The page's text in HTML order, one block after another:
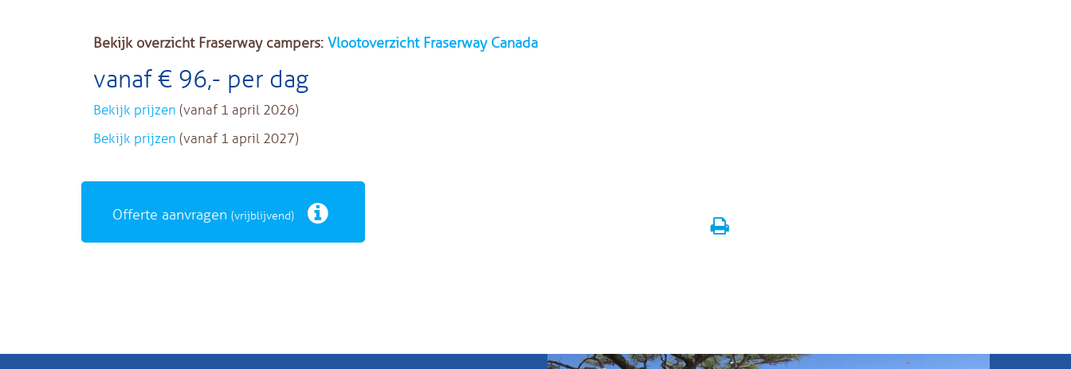
Bekijk overzicht Fraserway campers: Vlootoverzicht Fraserway Canada
vanaf € 96,- per dag
Bekijk prijzen (vanaf 1 april 2026)
Bekijk prijzen (vanaf 1 april 2027)
Offerte aanvragen (vrijblijvend)